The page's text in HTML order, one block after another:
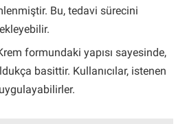
Bu, tedavi sürecini
formundaki yapısı sayesinde,
basittir. Kullanıcılar, istenen